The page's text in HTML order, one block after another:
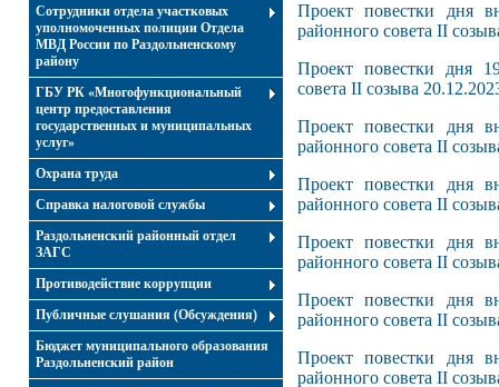
Сотрудники отдела участковых
уполномоченных полиции Отдела
МВД России по Раздольненскому
району
ГБУ РК «Многофункциональный
центр предоставления
государственных и муниципальных
услуг»
Охрана труда
Справка налоговой службы
Раздольненский районный отдел
ЗАГС
Противодействие коррупции
Публичные слушания (Обсуждения)
Бюджет муниципального образования
Раздольненский район
Проект повестки дня
районного совета II
Проект повестки дня
совета II созыва
Проект повестки дня
районного совета II
Проект повестки дня
районного совета II
Проект повестки дня
районного совета II
Проект повестки дня
районного совета II
Проект повестки дня
районного совета II